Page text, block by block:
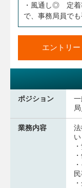
・風通し◎ 定
で、事務局員で
エントリー
ポジション
業務内容
い